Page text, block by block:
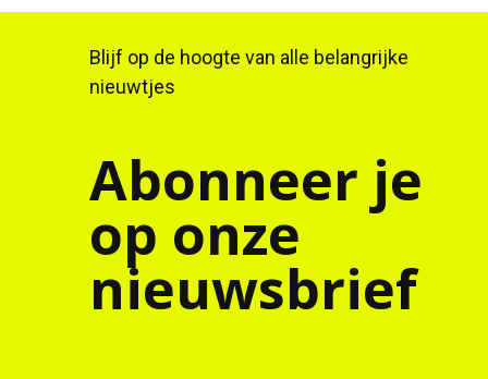
Blijf op de hoogte van alle belangrijke
nieuwtjes
Abonneer je
op onze
nieuwsbrief